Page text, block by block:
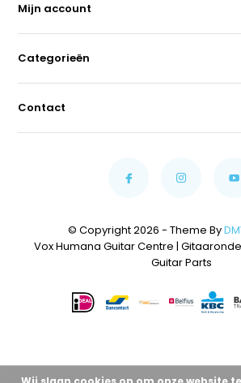
Mijn account
Categorieën
Contact
© Copyright 2026 - Theme By
Vox Humana Guitar Centre |
Guitar Parts